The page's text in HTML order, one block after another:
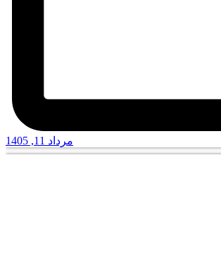
مرداد 11, 1405